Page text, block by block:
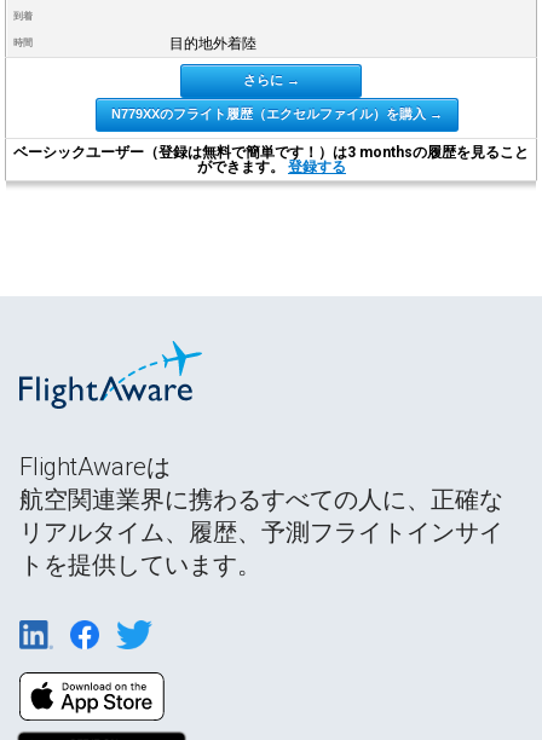
到着
時間 目的地外着陸
さらに →
N779XXのフライト履歴（エクセルファイル）を購入 →
ベーシックユーザー（登録は無料で簡単です！）は3 monthsの履歴を見ること
ができます。 登録する
FlightAwareは
航空関連業界に携わるすべての人に、正確な
リアルタイム、履歴、予測フライトインサイ
トを提供しています。